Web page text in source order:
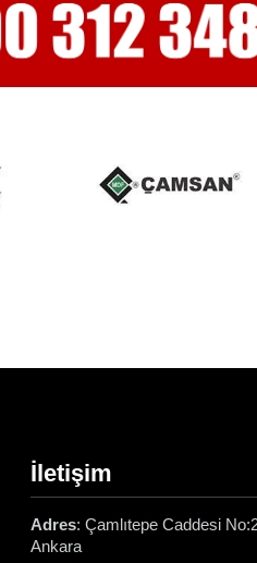
İletişim
Adres: Çamlıtepe Caddesi
Ankara